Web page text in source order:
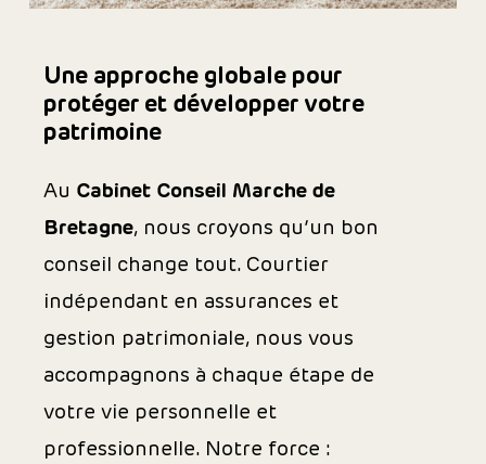
Une approche globale pour
protéger et développer votre
patrimoine
Au Cabinet Conseil Marche de
Bretagne, nous croyons qu’un bon
conseil change tout. Courtier
indépendant en assurances et
gestion patrimoniale, nous vous
accompagnons à chaque étape de
votre vie personnelle et
professionnelle. Notre force :